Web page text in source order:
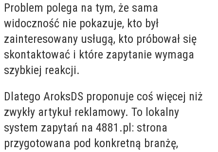
Problem polega na tym, że sama
widoczność nie pokazuje, kto był
zainteresowany usługą, kto próbował się
skontaktować i które zapytanie wymaga
szybkiej reakcji.
Dlatego AroksDS proponuje coś więcej niż
zwykły artykuł reklamowy. To lokalny
system zapytań na 4881.pl: strona
przygotowana pod konkretną branżę,